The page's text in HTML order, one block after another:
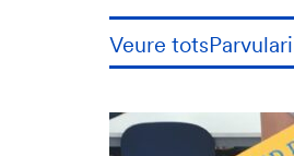
Veure totsParvulari